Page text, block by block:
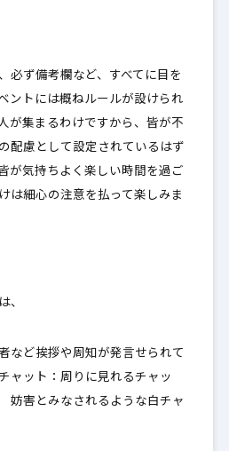
必ず備考欄など、すべてに目を
ントには概ねルールが設けられ
が集まるわけですから、皆が不
配慮として設定されているはず
が気持ちよく楽しい時間を過ご
は細心の注意を払って楽しみま
、
など挨拶や周知が発言せられて
ャット：周りに見れるチャッ
妨害とみなされるような白チャ